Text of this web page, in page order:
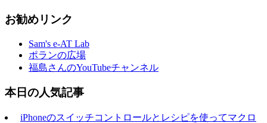
お勧めリンク
Sam's e-AT Lab
ポランの広場
福島さんのYouTubeチャンネル
本日の人気記事
iPhoneのスイッチコントロールとレシピを使ってマクロ